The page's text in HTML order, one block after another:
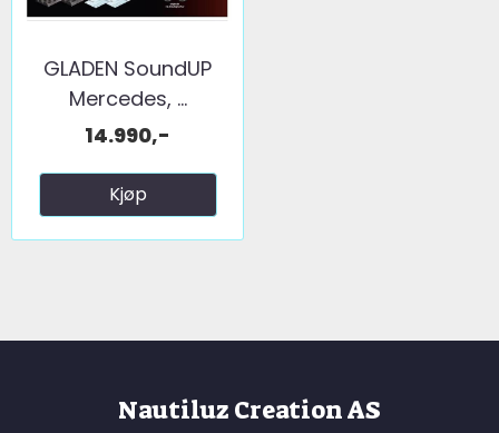
GLADEN SoundUP
Mercedes, ...
14.990,-
Kjøp
Nautiluz Creation AS